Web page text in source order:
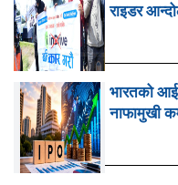
राइडर
भारतको
नाफामुखी